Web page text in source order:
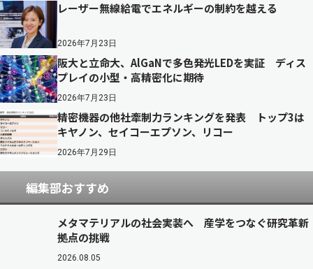
レーザー無線給電でエネルギーの制約を越える
2026年7月23日
阪大と立命大、AlGaNで多色発光LEDを実証 ディス
プレイの小型・高精密化に期待
2026年7月23日
精密機器の他社牽制力ランキングを発表 トップ3は
キヤノン、セイコーエプソン、リコー
2026年7月29日
編集部おすすめ
メタマテリアルの社会実装へ 産学をつなぐ研究革新
拠点の挑戦
2026.08.05